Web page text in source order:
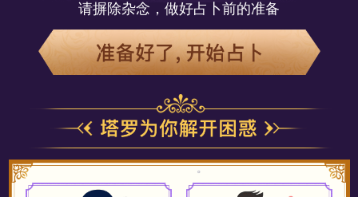
请摒除杂念，做好占卜前的准备